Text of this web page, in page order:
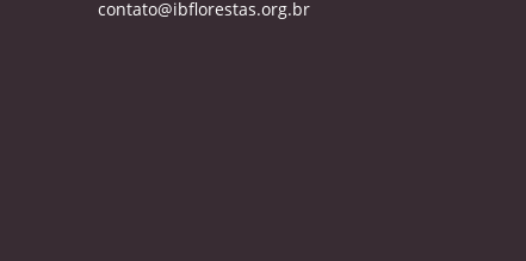
contato@ibflorestas.org.br